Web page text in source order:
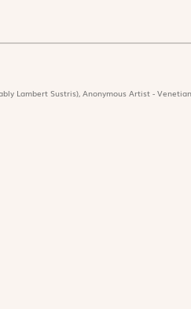
Lambert Sustris), Anonymous Artist -